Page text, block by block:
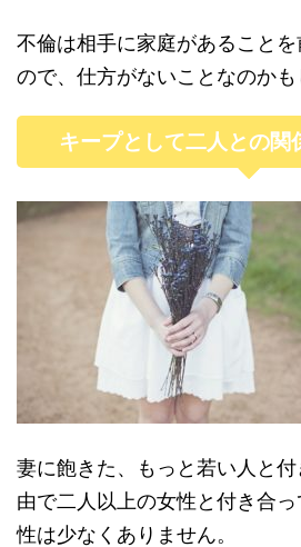
不倫は相手に家庭があること
ので、仕方がないことなのかも
キープとして二人との関
妻に飽きた、もっと若い人と
由で二人以上の女性と付き合
性は少なくありません。